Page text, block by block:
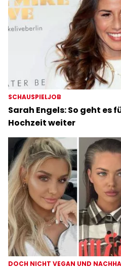
SCHAUSPIELJOB
Sarah Engels: So geht es
Hochzeit weiter
DOCH NICHT VEGAN UND